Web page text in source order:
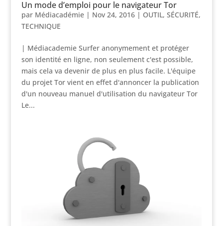
Un mode d’emploi pour le navigateur Tor
par Médiacadémie| Nov 24, 2016| OUTIL, SÉCURITÉ,
TECHNIQUE
| Médiacademie Surfer anonymement et protéger
son identité en ligne, non seulement c'est possible,
mais cela va devenir de plus en plus facile. L'équipe
du projet Tor vient en effet d'annoncer la publication
d'un nouveau manuel d'utilisation du navigateur Tor
Le...